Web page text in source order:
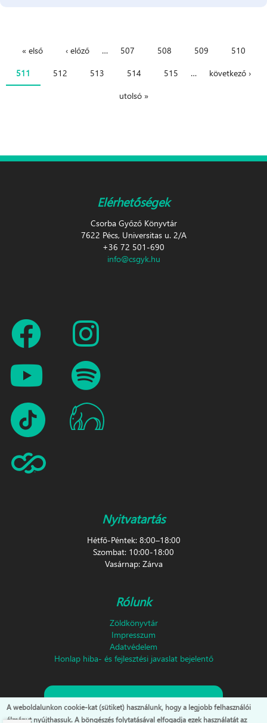
Oldalak
« első ‹ előző … 507 508 509
510
511
512 513 514 515 …
következő ›
utolsó »
Elérhetőségek
Csorba Győző Könyvtár
7622 Pécs, Universitas u. 2/A
+36 72 501-690
info@csgyk.hu
Nyitvatartás
Hétfő-Péntek: 8:00–18:00
Szombat: 10:00-18:00
Vasárnap: Zárva
Rólunk
Zöldkönyvtár
Impresszum
Adatvédelem
Honlap hiba- és fejlesztési javaslat bejelentő
Feliratkozás hírlevélre!
A weboldalunkon cookie-kat (sütiket) használunk, hogy a legjobb felhasználói
élményt nyújthassuk. A böngészés folytatásával elfogadja ezek használatát az